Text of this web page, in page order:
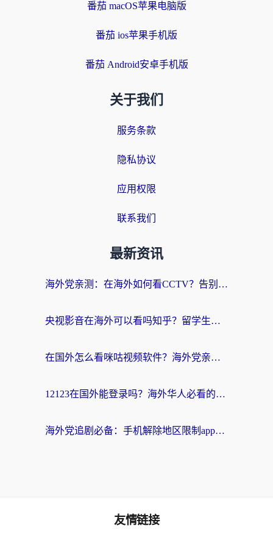
番茄 macOS苹果电脑版
番茄 ios苹果手机版
番茄 Android安卓手机版
关于我们
服务条款
隐私协议
应用权限
联系我们
最新资讯
海外党亲测：在海外如何看CCTV？告别“仅限大陆播放”的实用指南
央视影音在海外可以看吗知乎？留学生亲测：3步解决地域限制+追剧自由
在国外怎么看咪咕视频软件？海外党亲测有效的回国加速方案
12123在国外能登录吗？海外华人必看的回国加速实用指南
海外党追剧必备：手机解除地区限制app怎么选？解决央视视频&国内剧地区限制全指南
友情链接